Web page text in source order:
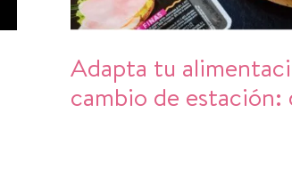
Adapta tu
cambio de estación: